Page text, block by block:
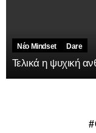
Νέο Mindset Dare
Τελικά η ψυχική